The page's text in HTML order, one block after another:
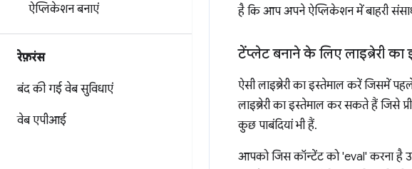
ऐप्लिकेशन बनाएं
रेफ़रंस
बंद की गई वेब सुविधाएं
वेब एपीआई
है कि आप अपने ऐप्लिकेशन में बाहरी
टेंप्लेट बनाने के लिए लाइब्रेरी का
ऐसी लाइब्रेरी का इस्तेमाल करें जिसमें
लाइब्रेरी का इस्तेमाल कर सकते हैं जिसे
कुछ पाबंदियां भी हैं.
आपको जिस कॉन्टेंट को 'eval' करना है